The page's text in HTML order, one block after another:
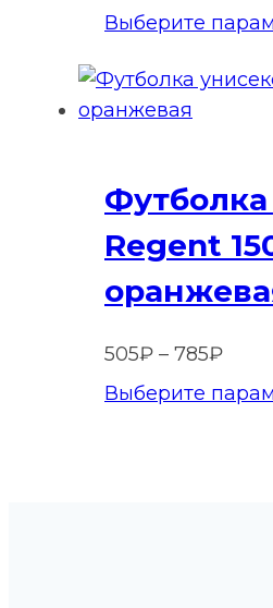
цен:
–
Выберите
Regent
505₽ – 785₽
цен:
Выберите